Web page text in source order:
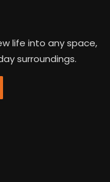
life into any space,
surroundings.